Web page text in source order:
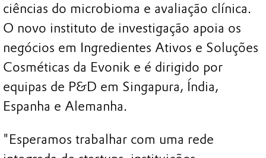
ciências do microbioma e avaliação clínica.
O novo instituto de investigação apoia os
negócios em Ingredientes Ativos e Soluções
Cosméticas da Evonik e é dirigido por
equipas de P&D em Singapura, Índia,
Espanha e Alemanha.
"Esperamos trabalhar com uma rede